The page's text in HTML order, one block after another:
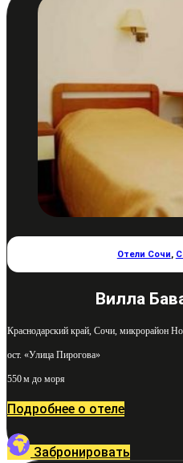
Отели Сочи,
Вилла
Краснодарский край, Сочи, микрорайон
ост. «Улица Пирогова»
550 м до моря
Подробнее о отеле
Забронировать